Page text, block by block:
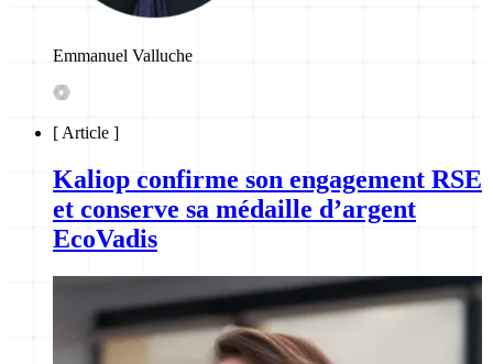
Emmanuel Valluche
[ Article ]
Kaliop confirme son engagement RSE
et conserve sa médaille d’argent
EcoVadis